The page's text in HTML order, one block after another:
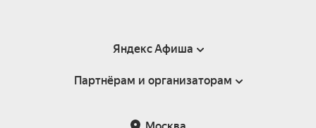
Яндекс Афиша
Справка
Партнёрам и организаторам